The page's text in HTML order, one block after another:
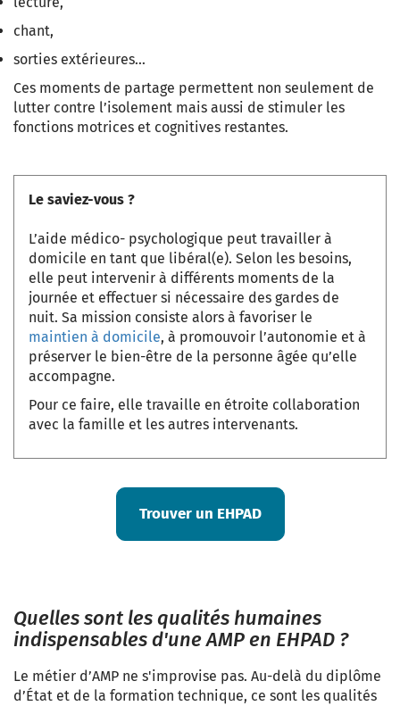
chant,
sorties extérieures…
Ces moments de partage permettent non seulement de
lutter contre l’isolement mais aussi de stimuler les
fonctions motrices et cognitives restantes.
Le saviez-vous ?
L’aide médico- psychologique peut travailler à
domicile en tant que libéral(e). Selon les besoins,
elle peut intervenir à différents moments de la
journée et effectuer si nécessaire des gardes de
nuit. Sa mission consiste alors à favoriser le
maintien à domicile, à promouvoir l’autonomie et à
préserver le bien-être de la personne âgée qu’elle
accompagne.
Pour ce faire, elle travaille en étroite collaboration
avec la famille et les autres intervenants.
Trouver un EHPAD
Quelles sont les qualités humaines
indispensables d'une AMP en EHPAD ?
Le métier d’AMP ne s'improvise pas. Au-delà du diplôme
d’État et de la formation technique, ce sont les qualités